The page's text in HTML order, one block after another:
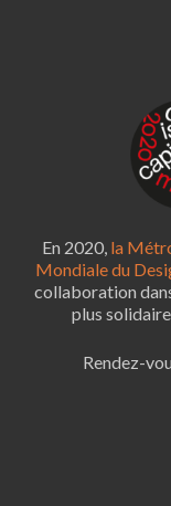
En 2020, la
Mondiale du
collaboration
plus
Rendez-